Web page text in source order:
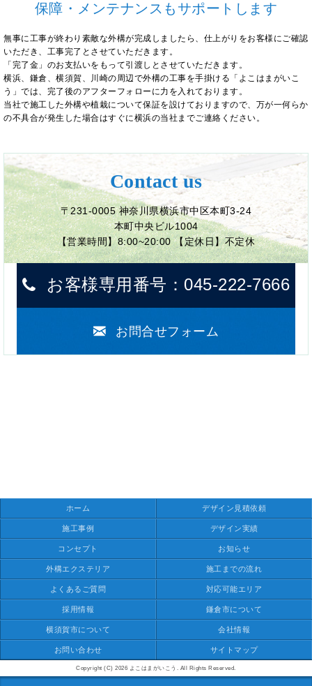
保障・メンテナンスもサポートします
無事に工事が終わり素敵な外構が完成しましたら、仕上がりをお客様にご確認
いただき、工事完了とさせていただきます。
「完了金」のお支払いをもって引渡しとさせていただきます。
横浜、鎌倉、横須賀、川崎の周辺で外構の工事を手掛ける「よこはまがいこ
う」では、完了後のアフターフォローに力を入れております。
当社で施工した外構や植栽について保証を設けておりますので、万が一何らか
の不具合が発生した場合はすぐに横浜の当社までご連絡ください。
Contact us
〒231-0005 神奈川県横浜市中区本町3-24
本町中央ビル1004
【営業時間】8:00~20:00 【定休日】不定休
お客様専用番号：045-222-7666
お問合せフォーム
ホーム デザイン見積依頼
施工事例 デザイン実績
コンセプト お知らせ
外構エクステリア 施工までの流れ
よくあるご質問 対応可能エリア
採用情報 鎌倉市について
横須賀市について 会社情報
お問い合わせ サイトマップ
Copyright (C) 2026 よこはまがいこう. All Rights Reserved.